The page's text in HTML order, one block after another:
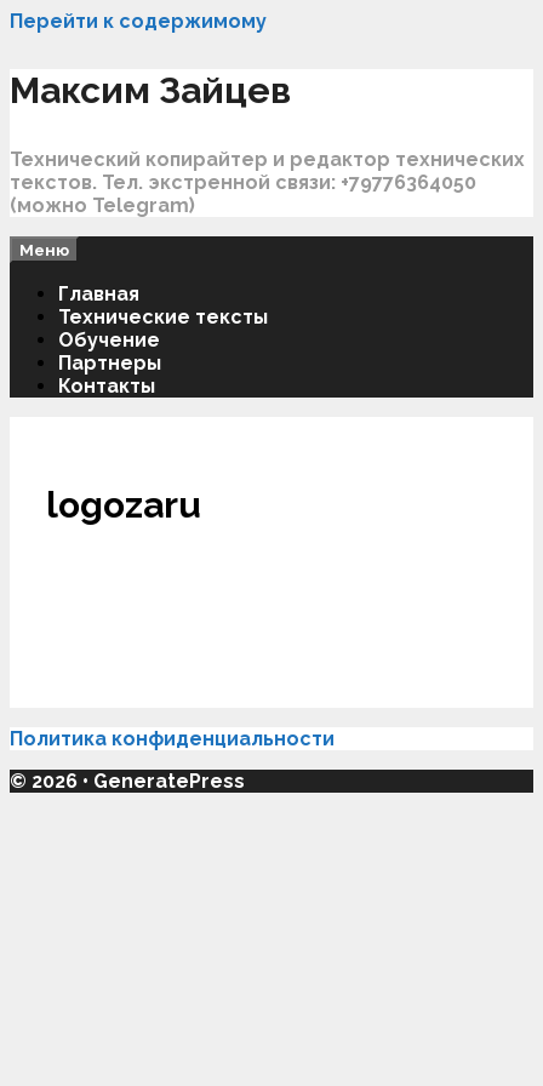
Перейти к содержимому
Максим Зайцев
Технический копирайтер и редактор технических
текстов. Тел. экстренной связи: +79776364050
(можно Telegram)
Меню
Главная
Технические тексты
Обучение
Партнеры
Контакты
logozaru
Политика конфиденциальности
© 2026 • GeneratePress